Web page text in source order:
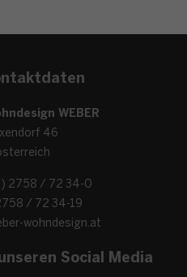
WEBER
46
2758 / 72 34-0
/ 72 34-19
wohndesign.at
Social Media